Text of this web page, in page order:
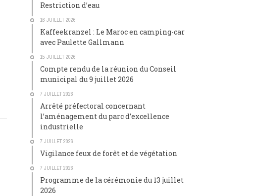
Restriction d’eau
16 JUILLET 2026
Kaffeekranzel : Le Maroc en camping-car
avec Paulette Gallmann
15 JUILLET 2026
Compte rendu de la réunion du Conseil
municipal du 9 juillet 2026
7 JUILLET 2026
Arrêté préfectoral concernant
l’aménagement du parc d’excellence
industrielle
7 JUILLET 2026
Vigilance feux de forêt et de végétation
7 JUILLET 2026
Programme de la cérémonie du 13 juillet
2026